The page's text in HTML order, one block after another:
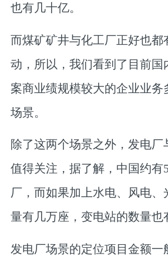
也有几十亿。
而煤矿矿井与化工厂正好也都
动，所以，我们看到了目前国
案商业绩规模较大的企业业务
场景。
除了这两个场景之外，发电厂
值得关注，据了解，中国约有
厂，而如果加上水电、风电、
量有几万座，变电站的数量也
发电厂场景的定位项目金额一